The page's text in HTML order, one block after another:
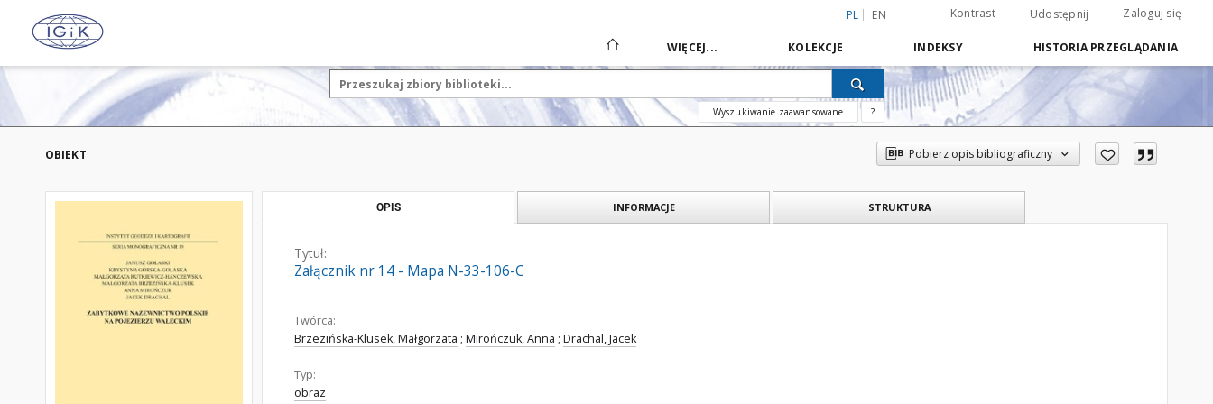
PL EN Kontrast Udostępnij Zaloguj się
WIĘCEJ... KOLEKCJE INDEKSY HISTORIA PRZEGLĄDANIA
Wyszukiwanie zaawansowane ?
OBIEKT Pobierz opis bibliograficzny
OPIS INFORMACJE STRUKTURA
Tytuł:
Załącznik nr 14 - Mapa N-33-106-C
Twórca:
Brzezińska-Klusek, Małgorzata ; Mirończuk, Anna ; Drachal, Jacek
Typ:
obraz